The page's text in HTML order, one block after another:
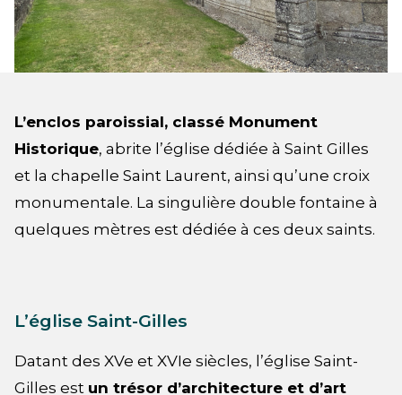
L’enclos paroissial, classé Monument
Historique, abrite l’église dédiée à Saint Gilles
et la chapelle Saint Laurent, ainsi qu’une croix
monumentale. La singulière double fontaine à
quelques mètres est dédiée à ces deux saints.
L’église Saint-Gilles
Datant des XVe et XVIe siècles, l’église Saint-
Gilles est un trésor d’architecture et d’art